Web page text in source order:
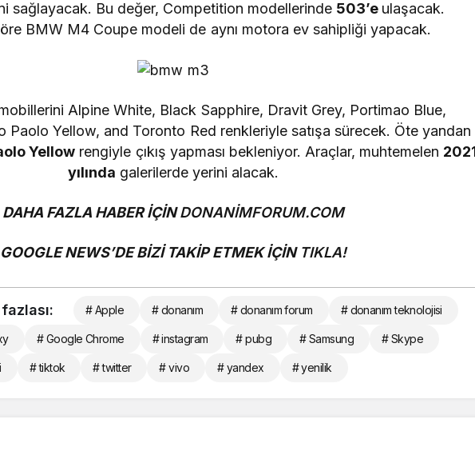
sağlayacak. Bu değer, Competition modellerinde 503’e ulaşacak.
BMW M4 Coupe modeli de aynı motora ev sahipliği yapacak.
Alpine White, Black Sapphire, Dravit Grey, Portimao Blue,
Paolo Yellow, and Toronto Red renkleriyle satışa sürecek. Öte yandan
Yellow rengiyle çıkış yapması bekleniyor. Araçlar, muhtemelen 2021
yılında galerilerde yerini alacak.
DAHA FAZLA HABER İÇİNDONANİMFORUM.COM
GOOGLE NEWS’DE BİZİ TAKİP ETMEK İÇİN TIKLA!
# Apple # donanım # donanım forum # donanım teknolojisi
# Google Chrome # instagram # pubg # Samsung # Skype
# tiktok # twitter # vivo # yandex # yenilik